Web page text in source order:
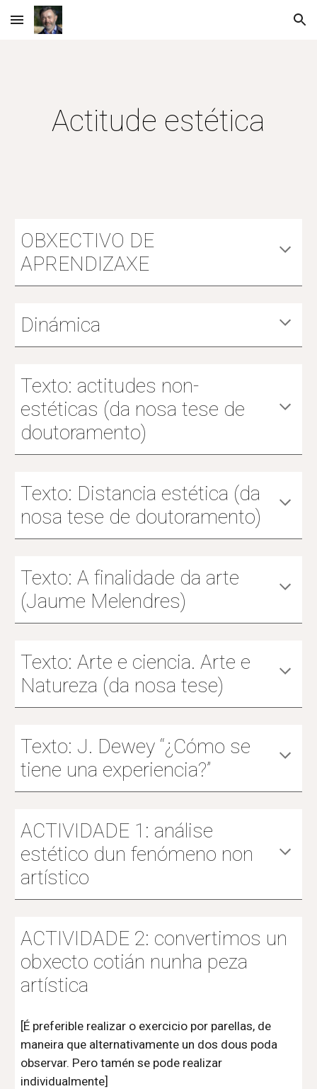
Skip to main content Skip to navigation
Actitude estética
OBXECTIVO DE
APRENDIZAXE
Dinámica
Texto: actitudes non-
estéticas (da nosa tese de
doutoramento)
Texto: Distancia estética (da
nosa tese de doutoramento)
Texto: A finalidade da arte
(Jaume Melendres)
Texto: Arte e ciencia. Arte e
Natureza (da nosa tese)
Texto: J. Dewey “¿Cómo se
tiene una experiencia?”
ACTIVIDADE 1: análise
estético dun fenómeno non
artístico
ACTIVIDADE 2: convertimos un
obxecto cotián nunha peza
artística
[É preferible realizar o exercicio por parellas, de
maneira que alternativamente un dos dous poda
observar. Pero tamén se pode realizar
individualmente]